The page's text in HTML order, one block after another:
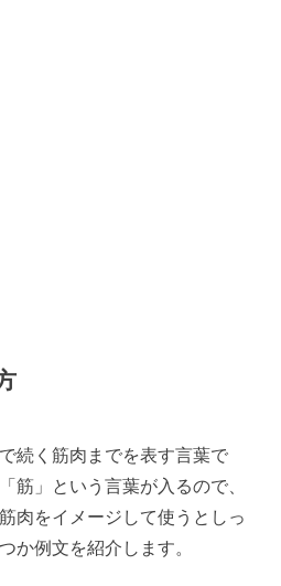
続く筋肉までを表す言葉で
筋」という言葉が入るので、
肉をイメージして使うとしっ
か例文を紹介します。